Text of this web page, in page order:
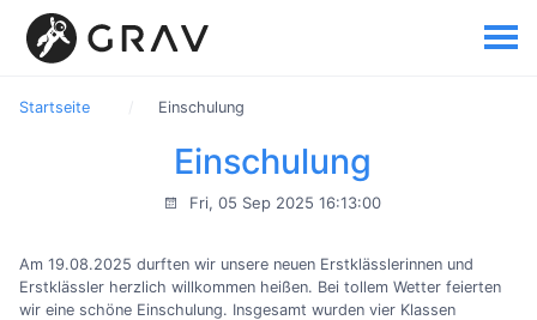
Startseite Einschulung
Einschulung
Fri, 05 Sep 2025 16:13:00
Am 19.08.2025 durften wir unsere neuen Erstklässlerinnen und
Erstklässler herzlich willkommen heißen. Bei tollem Wetter feierten
wir eine schöne Einschulung. Insgesamt wurden vier Klassen